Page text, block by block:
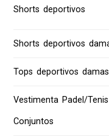
Shorts deportivos
Shorts deportivos
Tops deportivos damas
Vestimenta Padel/Tenis
Conjuntos